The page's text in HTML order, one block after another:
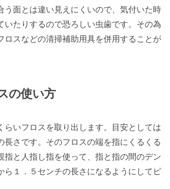
う面とは違い見えにくいので、気付いた時
いたりするので恐ろしい虫歯です。その為
ロスなどの清掃補助用具を併用することが
の使い方
らいフロスを取り出します。目安としては
長さです。そのフロスの端を指にくるくる
指と人指し指を使って、指と指の間のデン
ら１．５センチの長さになるようにしてピ